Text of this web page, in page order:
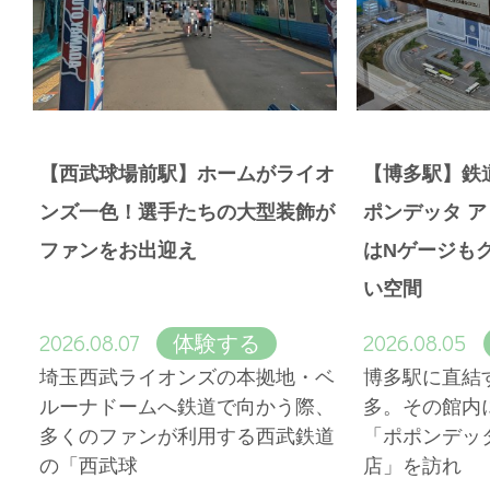
【西武球場前駅】ホームがライオ
ンズ一色！選手たちの大型装飾が
ファンをお出迎え
2026.08.07 体験する
埼玉西武ライオンズの本拠地・ベ
ルーナドームへ鉄道で向かう際、
多くのファンが利用する西武鉄道
の「西武球
【博多駅】
ポンデッタ
はNゲージも
い空間
2026.08.05
博多駅に直結
多。その館内
「ポポンデ
店」を訪れ